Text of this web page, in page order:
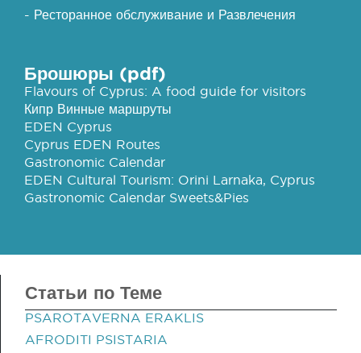
- Ресторанное обслуживание и Развлечения
Брошюры (pdf)
Flavours of Cyprus: A food guide for visitors
Кипр Винные маршруты
EDEN Cyprus
Cyprus EDEN Routes
Gastronomic Calendar
EDEN Cultural Tourism: Orini Larnaka, Cyprus
Gastronomic Calendar Sweets&Pies
Статьи по Теме
PSAROTAVERNA ERAKLIS
AFRODITI PSISTARIA